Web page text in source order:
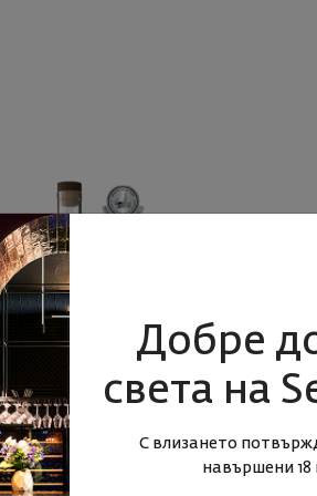
Ракия Аркана 42%
Добре
света на
С влизането
навършени 18